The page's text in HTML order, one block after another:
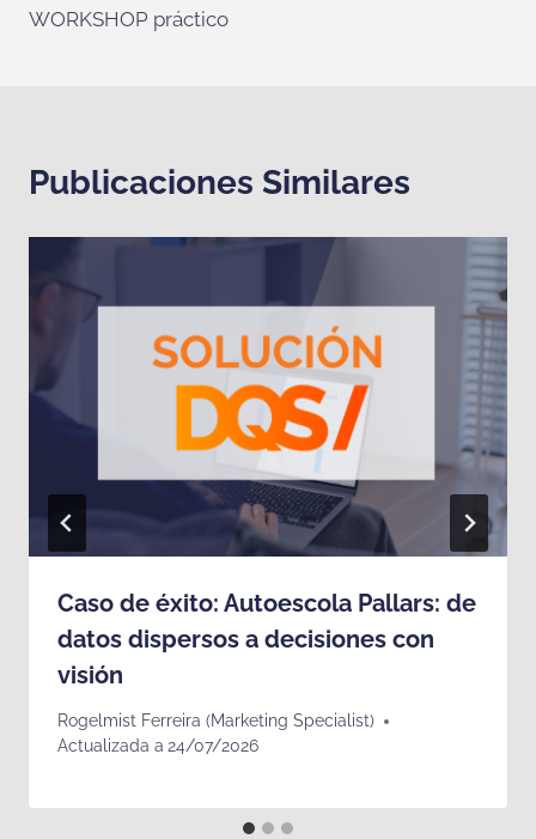
WORKSHOP práctico
Publicaciones Similares
Caso de éxito: Autoescola Pallars: de
datos dispersos a decisiones con
visión
Rogelmist Ferreira (Marketing Specialist)
Actualizada a 24/07/2026